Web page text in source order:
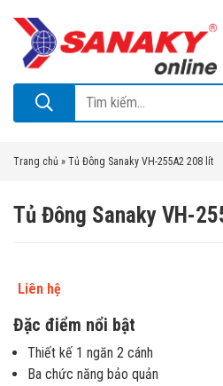
Trang chủ » Tủ Đông Sanaky VH-255A2 208 lít
Tủ Đông Sanaky VH-
Liên hệ
Đặc điểm nổi bật
Thiết kế 1 ngăn 2 cánh
Ba chức năng bảo quản